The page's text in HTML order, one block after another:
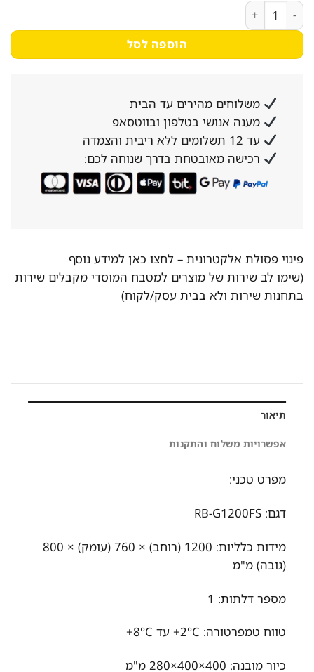
כמות של מקרר דלפק עם כיור דלת אחת 120 ס"מ נסליין
הוספה לסל
משלוחים מהירים עד הבית
מענה אנושי בטלפון ובווטסאפ
עד 12 תשלומים ללא ריבית והצמדה
רכישה מאובטחת בדרך שנוחה לכם:
פינוי פסולת אלקטרונית –לחצו כאן למידע נוסף
(שימו לב שירות של מוצרים למטבח המוסדי מקבלים שירות
בתחנות שירות ולא בבית עסק/לקוח)
תיאור
אפשרויות משלוח והתקנות
מפרט טכני:
דגם: RB-G1200FS
מידות כלליות: 1200 (רוחב) × 760 (עומק) × 800
(גובה) מ"מ
מספר דלתות: 1
טווח טמפרטורה: ‎+2°C עד ‎+8°C
כיור מובנה: 400×400×280 מ"מ